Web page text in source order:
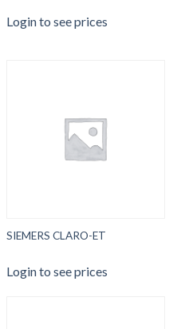
Login to see prices
SIEMERS CLARO-ET
Login to see prices